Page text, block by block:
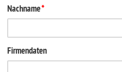
Nachname*
Firmendaten